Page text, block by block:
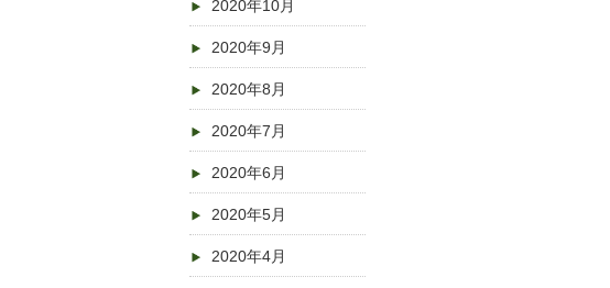
2020年10月
2020年9月
2020年8月
2020年7月
2020年6月
2020年5月
2020年4月